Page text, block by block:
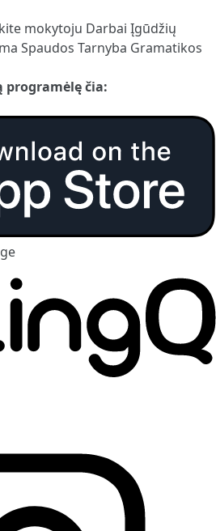
mokytoju Darbai Įgūdžių
Spaudos Tarnyba Gramatikos
programėlę čia: